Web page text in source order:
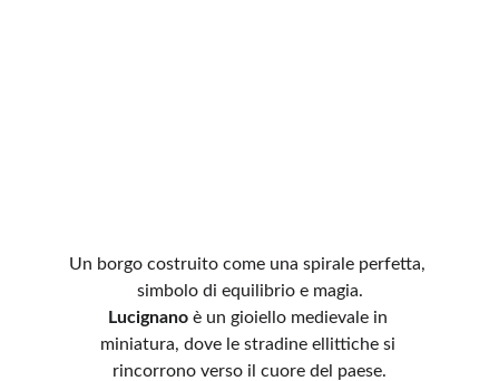
Un borgo costruito come una spirale perfetta,
simbolo di equilibrio e magia.
Lucignano è un gioiello medievale in
miniatura, dove le stradine ellittiche si
rincorrono verso il cuore del paese.